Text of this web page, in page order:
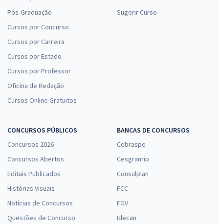
Pós-Graduação
Cursos por Concurso
Cursos por Carreira
Cursos por Estado
Cursos por Professor
Oficina de Redação
Cursos Online Gratuitos
Sugerir Curso
CONCURSOS PÚBLICOS
Concursos 2026
Concursos Abertos
Editais Publicados
Histórias Visuais
Notícias de Concursos
Questões de Concurso
BANCAS DE CONCURSOS
Cebraspe
Cesgranrio
Consulplan
FCC
FGV
Idecan